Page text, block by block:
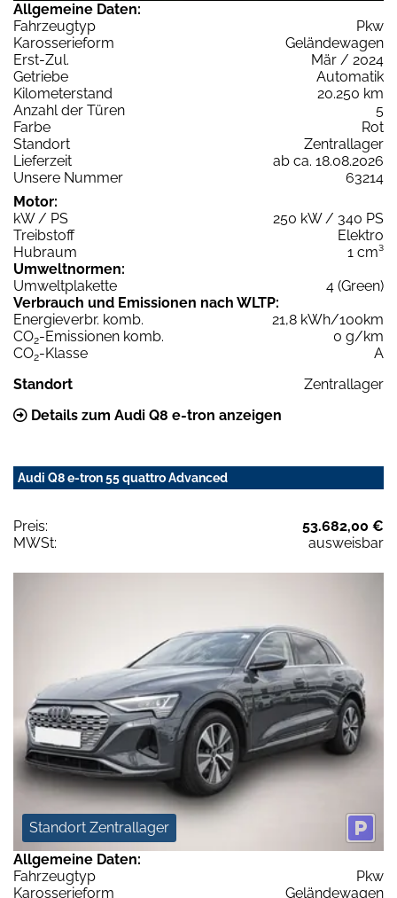
Allgemeine Daten:
Fahrzeugtyp
Pkw
Karosserieform
Geländewagen
Erst-Zul.
Mär / 2024
Getriebe
Automatik
Kilometerstand
20.250 km
Anzahl der Türen
5
Farbe
Rot
Standort
Zentrallager
Lieferzeit
ab ca. 18.08.2026
Unsere Nummer
63214
Motor:
kW / PS
250 kW / 340 PS
Treibstoff
Elektro
Hubraum
1 cm³
Umweltnormen:
Umweltplakette
4 (Green)
Verbrauch und Emissionen nach WLTP:
Energieverbr. komb.
21,8 kWh/100km
CO2-Emissionen komb.
0 g/km
CO2-Klasse
A
Standort
Zentrallager
Details zum Audi Q8 e-tron anzeigen
Audi Q8 e-tron 55 quattro Advanced
Preis:
53.682,00 €
MWSt:
ausweisbar
Standort Zentrallager
Allgemeine Daten:
Fahrzeugtyp
Pkw
Karosserieform
Geländewagen